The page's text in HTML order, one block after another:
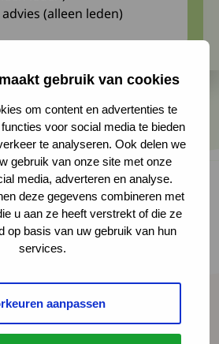
gebruik van cookies
om content en advertenties te
voor social media te bieden
te analyseren. Ook delen we
gebruik van onze site met onze
media, adverteren en analyse.
deze gegevens combineren met
u aan ze heeft verstrekt of die ze
op basis van uw gebruik van hun
services.
aanpassen
ook in 2024 weer veel werk
overzicht van het laatste
(alleen leden)